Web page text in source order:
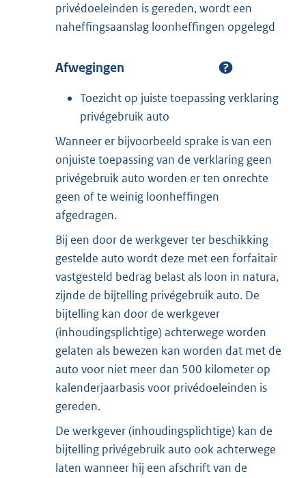
privédoeleinden is gereden, wordt een
naheffingsaanslag loonheffingen opgelegd
Afwegingen
Toezicht op juiste toepassing verklaring
privégebruik auto
Wanneer er bijvoorbeeld sprake is van een
onjuiste toepassing van de verklaring geen
privégebruik auto worden er ten onrechte
geen of te weinig loonheffingen
afgedragen.
Bij een door de werkgever ter beschikking
gestelde auto wordt deze met een forfaitair
vastgesteld bedrag belast als loon in natura,
zijnde de bijtelling privégebruik auto. De
bijtelling kan door de werkgever
(inhoudingsplichtige) achterwege worden
gelaten als bewezen kan worden dat met de
auto voor niet meer dan 500 kilometer op
kalenderjaarbasis voor privédoeleinden is
gereden.
De werkgever (inhoudingsplichtige) kan de
bijtelling privégebruik auto ook achterwege
laten wanneer hij een afschrift van de